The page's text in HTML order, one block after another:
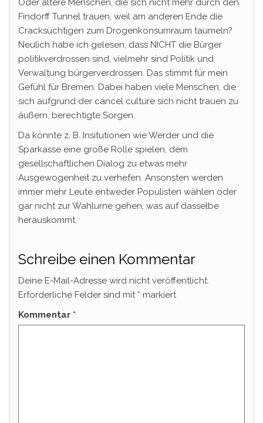
Oder ältere Menschen, die sich nicht mehr durch den
Findorff Tunnel trauen, weil am anderen Ende die
Cracksüchtigen zum Drogenkonsumraum taumeln?
Neulich habe ich gelesen, dass NICHT die Bürger
politikverdrossen sind, vielmehr sind Politik und
Verwaltung bürgerverdrossen. Das stimmt für mein
Gefühl für Bremen. Dabei haben viele Menschen, die
sich aufgrund der cancel culture sich nicht trauen zu
äußern, berechtigte Sorgen.
Da könnte z. B. Insitutionen wie Werder und die
Sparkasse eine große Rolle spielen, dem
gesellschaftlichen Dialog zu etwas mehr
Ausgewogenheit zu verhefen. Ansonsten werden
immer mehr Leute entweder Populisten wählen oder
gar nicht zur Wahlurne gehen, was auf dasselbe
herauskommt.
Schreibe einen Kommentar
Deine E-Mail-Adresse wird nicht veröffentlicht.
Erforderliche Felder sind mit * markiert
Kommentar *